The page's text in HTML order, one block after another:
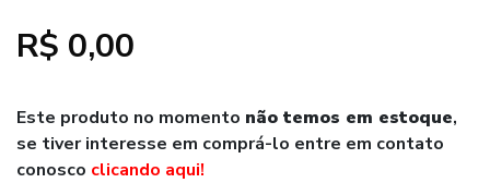
R$ 0,00
Este produto no momento não temos em estoque,
se tiver interesse em comprá-lo entre em contato
conosco clicando aqui!